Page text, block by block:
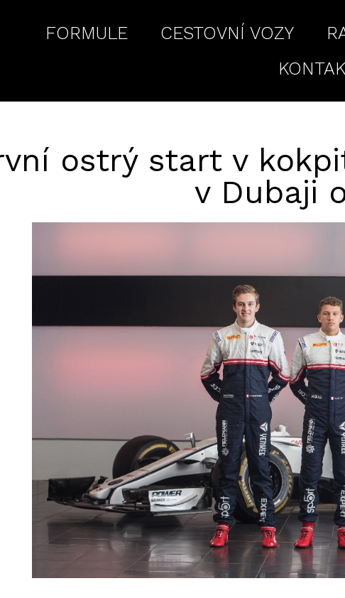
FORMULE CESTOVNÍ VOZY
ostrý start v
v Dubaji